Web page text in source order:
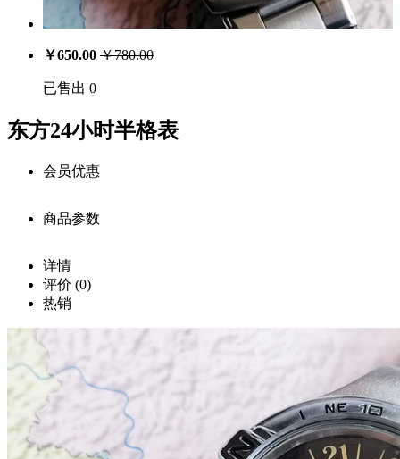
￥650.00 ￥780.00
已售出 0
东方24小时半格表
会员优惠
会员享受优惠价格
一星用户：￥
购买此商品可使用：65000积分
确定
商品参数
商品详细参数
商品名称：
东方24小时半格表
商品编号：
FS000208
商品品牌：
详情
评价 (0)
热销